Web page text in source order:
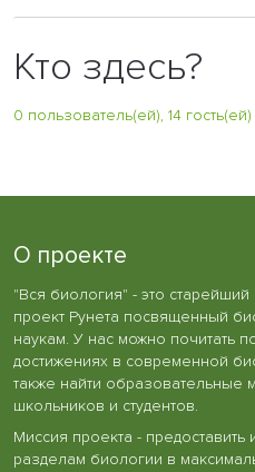
Кто здесь?
0 пользователь(ей), 14 гость(ей)
О проекте
"Вся биология" - это
проект Рунета посвященный
наукам. У нас можно почитать
достижениях в современной
также найти образовательные
школьников и студентов.
Миссия проекта -
разделам биологии в